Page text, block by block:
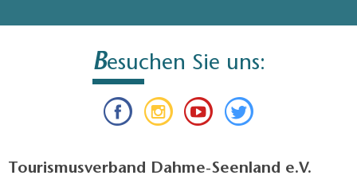
Besuchen Sie uns:
Tourismusverband Dahme-Seenland e.V.